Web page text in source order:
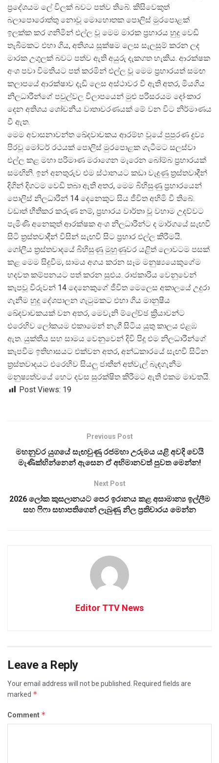
ප්රදේශයම ලේ විලක් බවට පත්ව තිබේ. කිසිවෙකුත්
බලාපොරොත්තු නොවූ මොහොතක පොලිස් මුරපොළක්
ඉලක්ක කර ගනිමින් එල්ල වූ මෙම මාරක ප්රහාරය හුදු වෙඩි
තැබීමකට එහා ගිය, අතිශය සූක්ෂම ලෙස සැලසුම් කරන ලද
මාරක උගුලක් බවට පත්ව ඇති අයුරු දැකගත හැකිය. ආරක්ෂක
අංශ පවා විමතියට පත් කරමින් එල්ල වූ මෙම ප්රහාරයත් සමඟ
කලාපයේ ආරක්ෂාව දැඩි ලෙස අස්ථාවර වී ඇති අතර, මියගිය
නිලධාරීන්ගේ පවුල්වල විලාපයෙන් මුළු පරිසරයම දෝංකාර
දෙන අතිශය ශෝචනීය වාතාවරණයක් මේ වන විට නිර්මාණය
වී ඇත.
මෙම අවාසනාවන්ත ඛේදවාචකය ආරම්භ වූයේ පුපුරණ ද්රව්
පිරවූ මෝටර් රථයක් පොලිස් මුරපොළක ගැටීමට සලස්වා
එල්ල කළ මහා පරිමාණ මරාගෙන මැරෙන බෝම්බ ප්රහාරයක්
සමඟිනි. ඉන් අනතුරුව එම ස්ථානයට කඩා වැදුණු ත්රස්තවාදීන්
දිගින් දිගටම වෙඩි තබා ඇති අතර, මෙම බිහිසුණු ප්රහාරයෙන්
පොලිස් නිලධාරීන් 14 දෙනෙකුට සිය ජීවිත අහිමි වී තිබේ.
වඩාත් භීතීකර කරුණ නම්, ප්රහාරය වාර්තා වූ වහාම උදව්වට
පැමිණි අනෙකුත් ආරක්ෂක අංශ නිලධාරීන්ට ද මාර්ගයේ සැඟවී
සිටි ත්රස්තවාදීන් විසින් සැඟවී සිට ප්රහාර එල්ල කිරීමයි.
ගෝලීය ත්රස්තවාදයේ බිහිසුණු මුහුණුවර යළිත් ලොවටම පසක්
කළ මෙම සිදුවීම, සාමය අගය කරන සෑම මනුෂ්යයෙකුගේම
හදවත කම්පනයට පත් කරන සුළුය. රාජකාරිය වෙනුවෙන්
කැපවූ විරුවන් 14 දෙනෙකුගේ ජීවිත මෙලෙස අකාලයේ උදුරා
ගැනීම හුදු දේශපාලන ගැටුමකට එහා ගිය මානුෂීය
ඛේදවාචකයක් වන අතර, මෙවැනි ම්ලේච්ඡ ක්රියාවන්ට
එරෙහිව ලෝකයම එකාමෙන් නැගී සිටිය යුතු කාලය එළඹ
ඇත. යුක්තිය සහ සාමය වෙනුවෙන් දිවි පිදූ එම නිලධාරීන්ගේ
කැපවීම ඉතිහාසයට එක්වන අතර, අන්ධකාරයේ සැඟවී සිටින
ත්රස්තවාදයට එරෙහිව සියලු ජාතීන් අත්වැල් බැඳගැනීම
මනුෂ්යත්වයේ හෙට දවස සුරක්ෂිත කිරීමට ඇති එකම මාවතයි.
Post Views: 19
Previous Post
මහනුවර යුගයේ සැඟවුණු රජමහා උරුමය යළි අවදි වෙයි
මැණික්හින්නෙන් ඇසෙන ඒ අභිමානවත් පුවත මෙන්න!
Next Post
2026 ලෝක කුසලානයට පෙර ඉරානය කළ අසාමාන්‍ය ඉල්ලීම
සහ ෆිෆා සභාපතිගෙන් ලැබුණු නිල ප්‍රතිචාරය මෙන්න
Editor TTV News
Leave a Reply
Your email address will not be published. Required fields are
marked *
Comment *